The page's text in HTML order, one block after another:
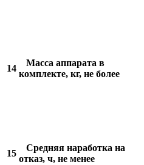
14
Масса аппарата в
комплекте, кг, не более
15
Средняя наработка на
отказ, ч, не менее